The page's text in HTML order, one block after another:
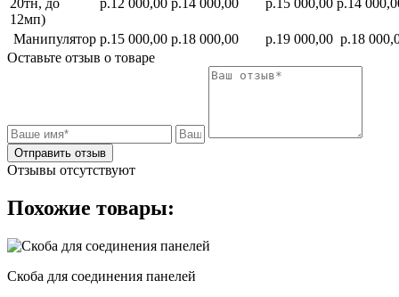
12мп)
Манипулятор р.15 000,00 р.18 000,00 р.19 000,00 р.18
Оставьте отзыв о товаре
Отправить отзыв
Отзывы отсутствуют
Похожие товары:
Скоба для соединения панелей